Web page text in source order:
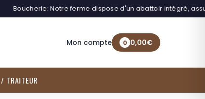
Boucherie: Notre ferme dispose d'un abattoir intégré,
Mon compte 0 0,00€
TRAITEUR